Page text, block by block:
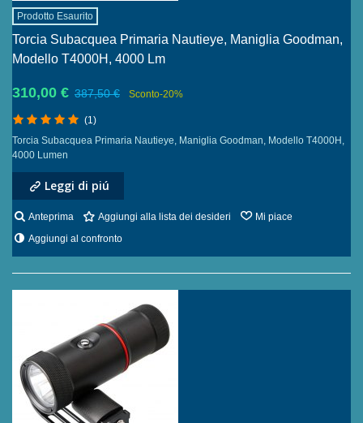
Prodotto Esaurito
Torcia Subacquea Primaria Nautieye, Maniglia Goodman,
Modello T4000H, 4000 Lm
310,00 € 387,50 € Sconto-20%
(1)
Torcia Subacquea Primaria Nautieye, Maniglia Goodman, Modello T4000H,
4000 Lumen
Leggi di piú
Anteprima Aggiungi alla lista dei desideri
Mi piace
Aggiungi al confronto